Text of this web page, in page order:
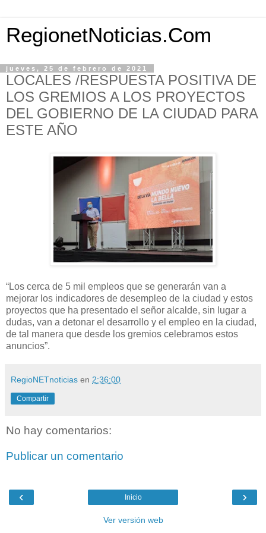
RegionetNoticias.Com
jueves, 25 de febrero de 2021
LOCALES /RESPUESTA POSITIVA DE
LOS GREMIOS A LOS PROYECTOS
DEL GOBIERNO DE LA CIUDAD PARA
ESTE AÑO
“Los cerca de 5 mil empleos que se generarán van a
mejorar los indicadores de desempleo de la ciudad y estos
proyectos que ha presentado el señor alcalde, sin lugar a
dudas, van a detonar el desarrollo y el empleo en la ciudad,
de tal manera que desde los gremios celebramos estos
anuncios”.
RegioNETnoticias en 2:36:00
Compartir
No hay comentarios:
Publicar un comentario
‹ ›
Inicio
Ver versión web